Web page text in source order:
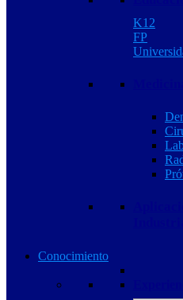
K12
FP
Conocimiento